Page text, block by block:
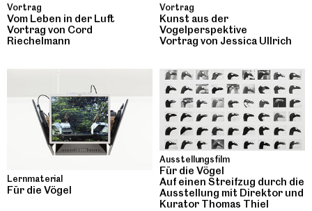
Vortrag
Vom Leben in der Luft
Vortrag von Cord
Riechelmann
Vortrag
Kunst aus der
Vogelperspektive
Vortrag von Jessica Ullrich
Lernmaterial
Für die Vögel
Ausstellungsfilm
Für die Vögel
Auf einen Streifzug durch die
Ausstellung mit Direktor und
Kurator Thomas Thiel